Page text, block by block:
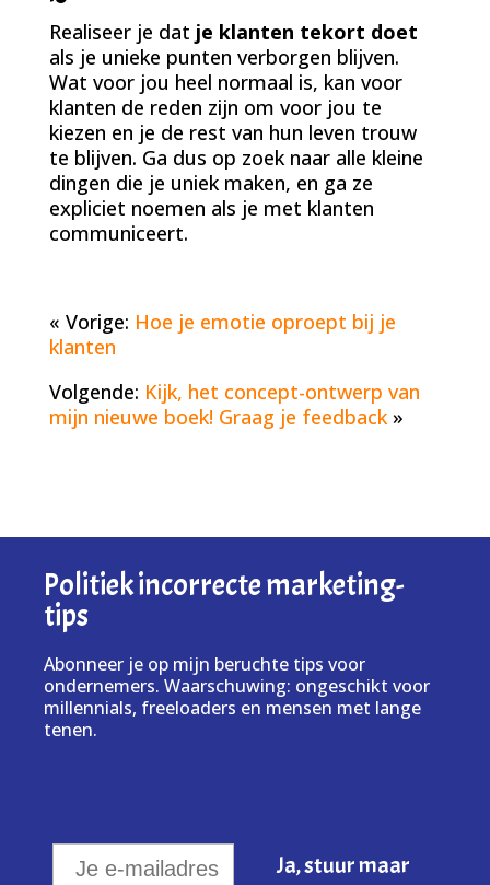
Realiseer je dat je klanten tekort doet
als je unieke punten verborgen blijven.
Wat voor jou heel normaal is, kan voor
klanten de reden zijn om voor jou te
kiezen en je de rest van hun leven trouw
te blijven. Ga dus op zoek naar alle kleine
dingen die je uniek maken, en ga ze
expliciet noemen als je met klanten
communiceert.
« Vorige: Hoe je emotie oproept bij je
klanten
Volgende: Kijk, het concept-ontwerp van
mijn nieuwe boek! Graag je feedback»
Politiek incorrecte marketing-
tips
Abonneer je op mijn beruchte tips voor
ondernemers. Waarschuwing: ongeschikt voor
millennials, freeloaders en mensen met lange
tenen.